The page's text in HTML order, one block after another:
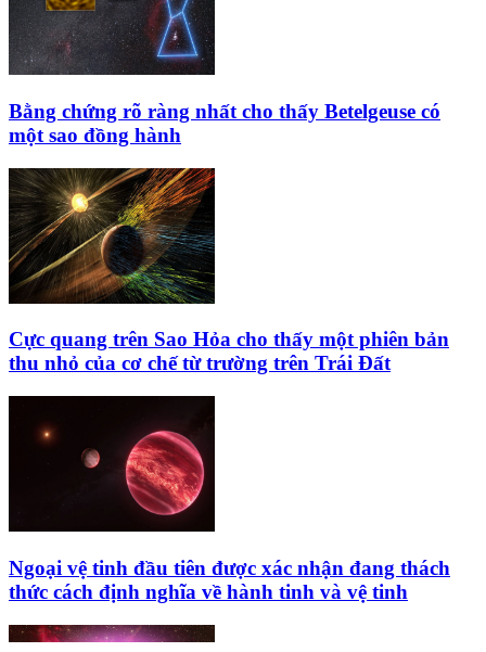
Bằng chứng rõ ràng nhất cho thấy Betelgeuse có
một sao đồng hành
Cực quang trên Sao Hỏa cho thấy một phiên bản
thu nhỏ của cơ chế từ trường trên Trái Đất
Ngoại vệ tinh đầu tiên được xác nhận đang thách
thức cách định nghĩa về hành tinh và vệ tinh